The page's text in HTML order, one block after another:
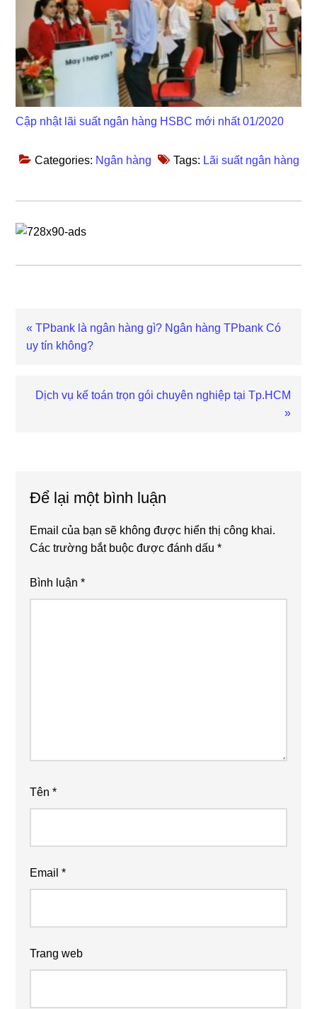
Cập nhật lãi suất ngân hàng HSBC mới nhất 01/2020
Categories: Ngân hàng Tags: Lãi suất ngân hàng
Previous
Post:
« TPbank là ngân hàng gì? Ngân hàng TPbank Có
uy tín không?
Next
Dịch vụ kế toán trọn gói chuyên nghiệp tại Tp.HCM
»
Để lại một bình luận
Email của bạn sẽ không được hiển thị công khai.
Các trường bắt buộc được đánh dấu*
Bình luận*
Tên*
Email*
Trang web